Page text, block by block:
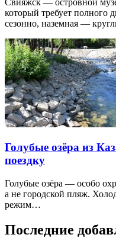
Свияжск — островной
который требует полного
сезонно, наземная —
Голубые озёра из
поездку
Голубые озёра — особо
а не городской пляж.
режим…
Последние